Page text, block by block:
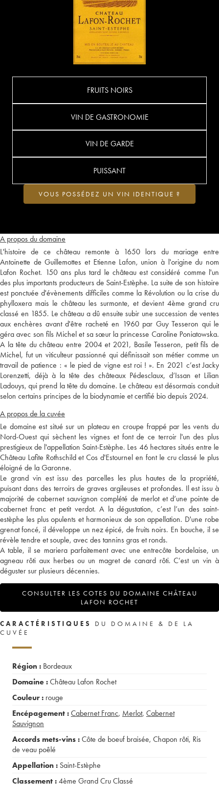
A propos du domaine
L'histoire de ce château remonte à 1650 lors du mariage entre
Antoinette de Guillemottes et Etienne Lafon, union à l'origine du nom
Lafon Rochet. 150 ans plus tard le château est considéré comme l'un
des plus importants producteurs de Saint-Estèphe. La suite de son histoire
est ponctuée d'évènements difficiles comme la Révolution ou la crise du
phylloxera mais le château les surmonte, et devient 4ème grand cru
classé en 1855. Le château a dû ensuite subir une succession de ventes
aux enchères avant d'être racheté en 1960 par Guy Tesseron qui le
géra avec son fils Michel et sa sœur la princesse Caroline Poniatowska.
A la tête du château entre 2004 et 2021, Basile Tesseron, petit fils de
Michel, fut un viticulteur passionné qui définissait son métier comme un
travail de patience : « le pied de vigne est roi ! ». En 2021 c’est Jacky
Lorenzetti, déjà à la tête des châteaux Pédesclaux, d’Issan et Lilian
Ladouys, qui prend la tête du domaine. Le château est désormais conduit
selon certains principes de la biodynamie et certifié bio depuis 2024.
A propos de la cuvée
Le domaine est situé sur un plateau en croupe frappé par les vents du
Nord-Ouest qui sèchent les vignes et font de ce terroir l'un des plus
prestigieux de l'appellation Saint-Estèphe. Les 46 hectares situés entre le
Château Lafite Rothschild et Cos d'Estournel en font le cru classé le plus
éloigné de la Garonne.
Le grand vin est issu des parcelles les plus hautes de la propriété,
puisant dans des terroirs de graves argileuses et profondes. Il est issu à
majorité de cabernet sauvignon complété de merlot et d’une pointe de
cabernet franc et petit verdot. A la dégustation, c’est l’un des saint-
estèphe les plus opulents et harmonieux de son appellation. D'une robe
grenat foncé, il développe un nez épicé, de fruits noirs. En bouche, il se
révèle tendre et souple, avec des tannins gras et ronds.
A table, il se mariera parfaitement avec une entrecôte bordelaise, un
agneau rôti aux herbes ou un magret de canard rôti. C’est un vin à
déguster sur plusieurs décennies.
CONSULTER LES COTES DU DOMAINE CHÂTEAU
LAFON ROCHET
FRUITS NOIRS
VIN DE GASTRONOMIE
VIN DE GARDE
PUISSANT
VOUS POSSÉDEZ UN VIN IDENTIQUE ?
CARACTÉRISTIQUES
DU DOMAINE & DE LA
CUVÉE
Région : Bordeaux
Domaine :Château Lafon Rochet
Couleur : rouge
Encépagement :Cabernet Franc, Merlot, Cabernet
Sauvignon
Accords mets-vins :Côte de boeuf braisée, Chapon rôti, Ris
de veau poêlé
Appellation : Saint-Estèphe
Classement :4ème Grand Cru Classé